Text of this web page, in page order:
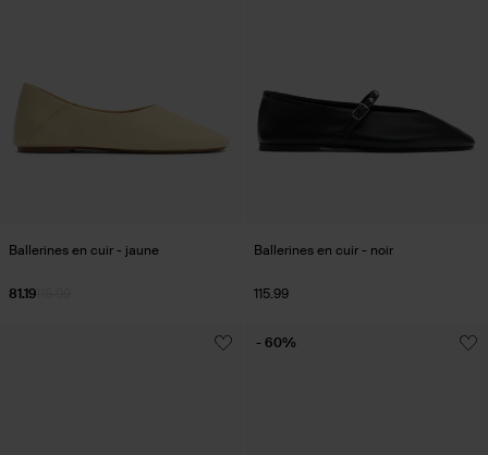
Ballerines en cuir - jaune
81.19
Ballerines en cuir - noir
115.99
- 60%